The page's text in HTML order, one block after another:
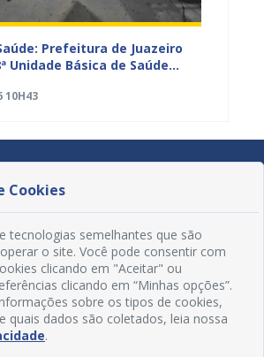
Prefeitura de Juazeiro
Unidade Básica de Saúde
10H43
Cookies
tecnologias semelhantes que são
o site. Você pode consentir com
clicando em "Aceitar" ou
clicando em “Minhas opções”.
sobre os tipos de cookies,
quais dados são coletados, leia nossa
.